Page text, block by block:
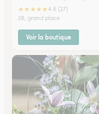
★★★★★4.6 (27)
28, grand place
Voir la boutique